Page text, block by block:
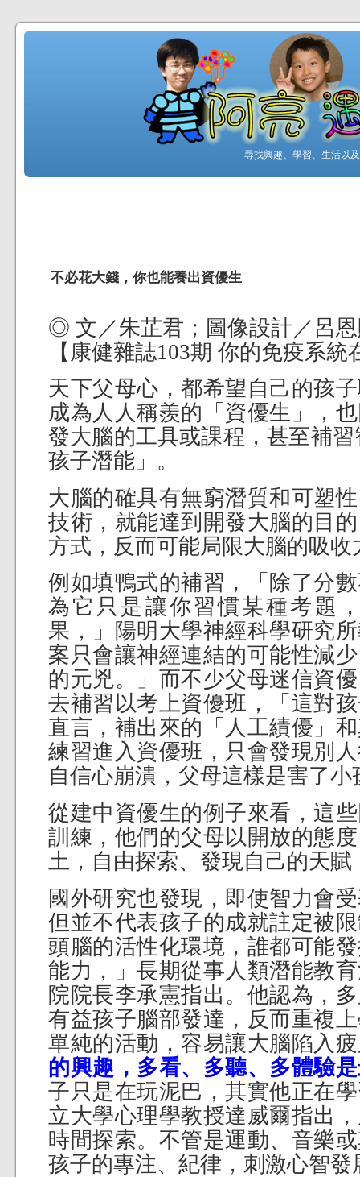
尋找興趣、學習、生活以
不必花大錢，你也能養出資優生
◎ 文／朱芷君；圖像設計／呂
【康健雜誌103期 你的免疫系統
天下父母心，都希望自己的孩
成為人人稱羨的「資優生」，
發大腦的工具或課程，甚至補
孩子潛能」。
大腦的確具有無窮潛質和可塑
技術，就能達到開發大腦的目
方式，反而可能局限大腦的吸收
例如填鴨式的補習，「除了分
為它只是讓你習慣某種考題
果，」陽明大學神經科學研究
案只會讓神經連結的可能性減
的元兇。」而不少父母迷信資
去補習以考上資優班，「這對
直言，補出來的「人工績優」
練習進入資優班，只會發現別
自信心崩潰，父母這樣是害了小
從建中資優生的例子來看，這
訓練，他們的父母以開放的態
土，自由探索、發現自己的天
國外研究也發現，即使智力會
但並不代表孩子的成就註定被
頭腦的活性化環境，誰都可能
能力，」長期從事人類潛能教
院院長李承憲指出。他認為，
有益孩子腦部發達，反而重複
單純的活動，容易讓大腦陷入
的興趣，多看、多聽、多體驗
子只是在玩泥巴，其實他正在
立大學心理學教授達威爾指出
時間探索。不管是運動、音樂
孩子的專注、紀律，刺激心智發